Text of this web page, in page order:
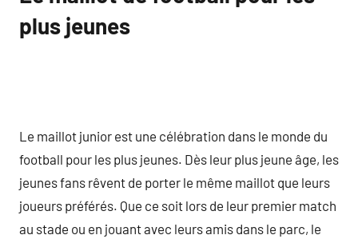
plus jeunes
Le maillot junior est une célébration dans le monde du
football pour les plus jeunes. Dès leur plus jeune âge, les
jeunes fans rêvent de porter le même maillot que leurs
joueurs préférés. Que ce soit lors de leur premier match
au stade ou en jouant avec leurs amis dans le parc, le